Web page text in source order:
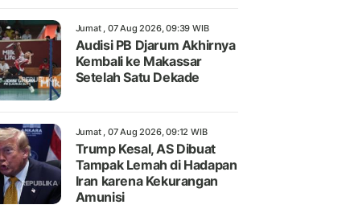
Jumat , 07 Aug 2026, 09:39 WIB
Audisi PB Djarum Akhirnya
Kembali ke Makassar
Setelah Satu Dekade
Jumat , 07 Aug 2026, 09:12 WIB
Trump Kesal, AS Dibuat
Tampak Lemah di Hadapan
Iran karena Kekurangan
Amunisi